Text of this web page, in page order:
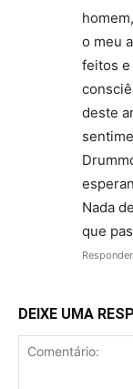
o meu
feitos e
deste
Nada
que
Responder
DEIXE UMA